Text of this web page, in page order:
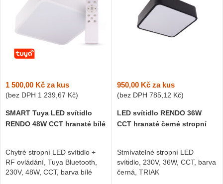
1 500,00 Kč za kus
(bez DPH 1 239,67 Kč)
SMART Tuya LED svítidlo
RENDO 48W CCT hranaté bílé
Chytré stropní LED svítidlo +
RF ovládání, Tuya Bluetooth,
230V, 48W, CCT, barva bílé
950,00 Kčza kus
(bez DPH 785,12 Kč)
LED svítidlo RENDO 36W
CCT hranaté černé stropní
Stmívatelné stropní LED
svítidlo, 230V, 36W, CCT, barva
černá, TRIAK